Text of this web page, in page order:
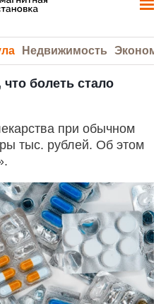
Недвижимость
болеть стало
при обычном
тыс. рублей. Об этом